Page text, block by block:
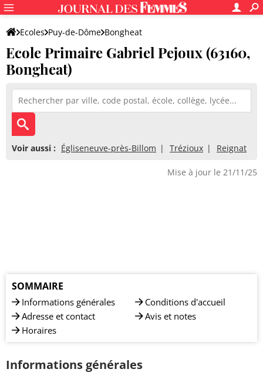
Ecoles Puy-de-Dôme Bongheat
Ecole Primaire Gabriel Pejoux
Ecole Primaire Gabriel Pejoux (63160,
Bongheat)
Voir aussi : Égliseneuve-près-Billom Trézioux Reignat
Mise à jour le 21/11/25
SOMMAIRE
Informations générales
Adresse et contact
Horaires
Conditions d'accueil
Avis et notes
Informations générales